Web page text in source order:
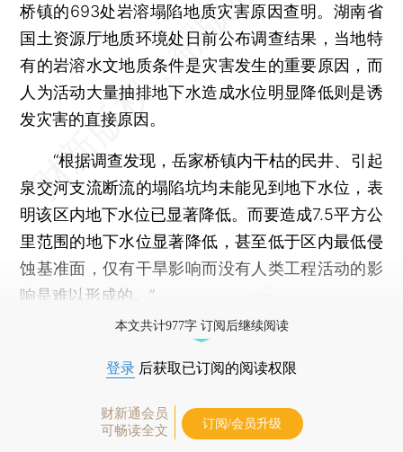
桥镇的693处岩溶塌陷地质灾害原因查明。湖南省
国土资源厅地质环境处日前公布调查结果，当地特
有的岩溶水文地质条件是灾害发生的重要原因，而
人为活动大量抽排地下水造成水位明显降低则是诱
发灾害的直接原因。
“根据调查发现，岳家桥镇内干枯的民井、引起
泉交河支流断流的塌陷坑均未能见到地下水位，表
明该区内地下水位已显著降低。而要造成7.5平方公
里范围的地下水位显著降低，甚至低于区内最低侵
蚀基准面，仅有干旱影响而没有人类工程活动的影
响是难以形成的。”
本文共计977字 订阅后继续阅读
登录 后获取已订阅的阅读权限
财新通会员
可畅读全文
订阅/会员升级